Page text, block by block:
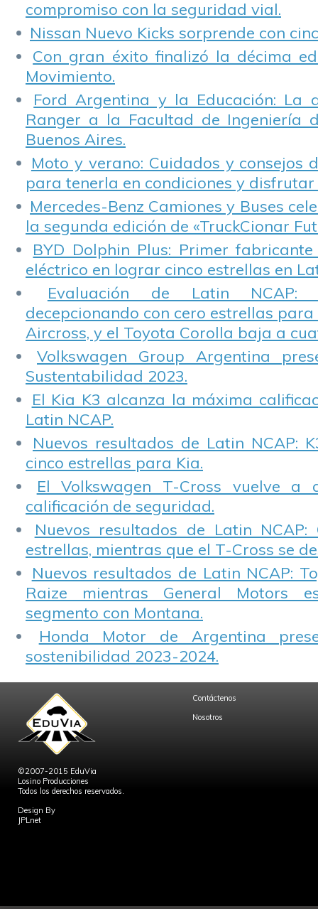
compromiso con la seguridad vial.
Nissan Nuevo Kicks sorprende con
Con gran éxito finalizó la décima
Movimiento.
Ford Argentina y la Educación: La
Ranger a la Facultad de Ingeniería
Buenos Aires.
Moto y verano: Cuidados y consejos
para tenerla en condiciones y disfrutar
Mercedes-Benz Camiones y Buses
la segunda edición de «TruckCionar
BYD Dolphin Plus: Primer
eléctrico en lograr cinco estrellas en
Evaluación de Latin NCAP:
decepcionando con cero estrellas para
Aircross, y el Toyota Corolla baja a
Volkswagen Group Argentina
Sustentabilidad 2023.
El Kia K3 alcanza la máxima
Latin NCAP.
Nuevos resultados de Latin NCAP:
cinco estrellas para Kia.
El Volkswagen T-Cross vuelve a
calificación de seguridad.
Nuevos resultados de Latin NCAP:
estrellas, mientras que el T-Cross se
Nuevos resultados de Latin NCAP:
Raize mientras General Motors
segmento con Montana.
Honda Motor de Argentina
sostenibilidad 2023-2024.
©2007-2015 EduVia
Losino Producciones
Todos los derechos reservados.
Design By
JPLnet
Contáctenos
Nosotros